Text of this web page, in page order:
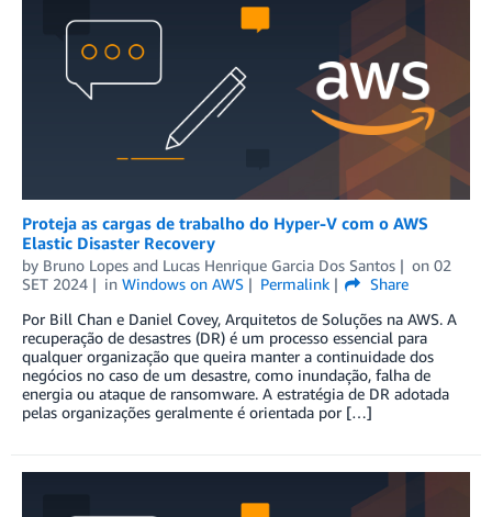
Proteja as cargas de trabalho do Hyper-V com o AWS
Elastic Disaster Recovery
by Bruno Lopes and Lucas Henrique Garcia Dos Santos on 02
SET 2024
in Windows on AWS Permalink
Share
Por Bill Chan e Daniel Covey, Arquitetos de Soluções na AWS. A
recuperação de desastres (DR) é um processo essencial para
qualquer organização que queira manter a continuidade dos
negócios no caso de um desastre, como inundação, falha de
energia ou ataque de ransomware. A estratégia de DR adotada
pelas organizações geralmente é orientada por […]